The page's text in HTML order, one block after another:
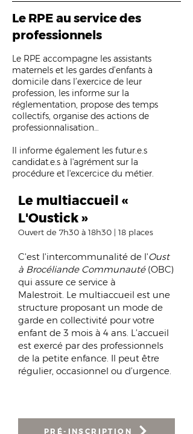
Le RPE au service des
professionnels
Le RPE accompagne les assistants
maternels et les gardes d’enfants à
domicile dans l’exercice de leur
profession, les informe sur la
réglementation, propose des temps
collectifs, organise des actions de
professionnalisation…
Il informe également les futur.e.s
candidat.e.s à l'agrément sur la
procédure et l'excercice du métier.​
Le multiaccueil «
L'Oustick »
Ouvert de 7h30 à 18h30 | 18 places
C'est l'intercommunalité de l'Oust
à Brocéliande Communauté(OBC)
qui assure ce service à
Malestroit. Le multiaccueil est une
structure proposant un mode de
garde en collectivité pour votre
enfant de 3 mois à 4 ans. L’accueil
est exercé par des professionnels
de la petite enfance. Il peut être
régulier, occasionnel ou d’urgence.
PRÉ-INSCRIPTION